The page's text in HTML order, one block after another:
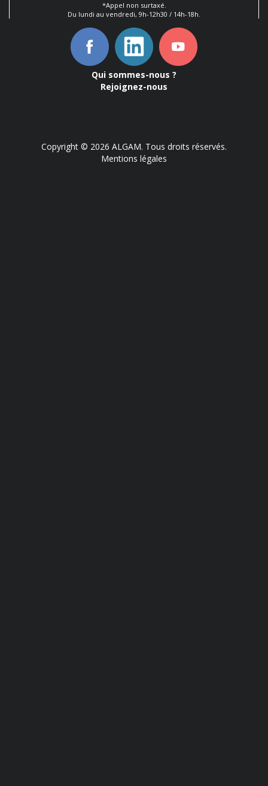
*Appel non surtaxé.
Du lundi au vendredi, 9h-12h30 / 14h-18h.
Qui sommes-nous ?
Rejoignez-nous
Copyright © 2026 ALGAM. Tous droits réservés.
Mentions légales